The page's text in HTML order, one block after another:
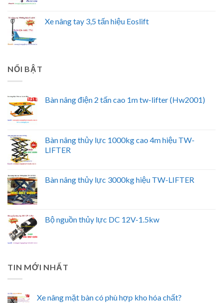
Xe nâng tay 3,5 tấn hiệu Eoslift
NỔI BẬT
Bàn nâng điện 2 tấn cao 1m tw-lifter (Hw2001)
Bàn nâng thủy lực 1000kg cao 4m hiệu TW-
LIFTER
Bàn nâng thủy lực 3000kg hiệu TW-LIFTER
Bộ nguồn thủy lực DC 12V-1.5kw
TIN MỚI NHẤT
Xe nâng mặt bàn có phù hợp kho hóa chất?